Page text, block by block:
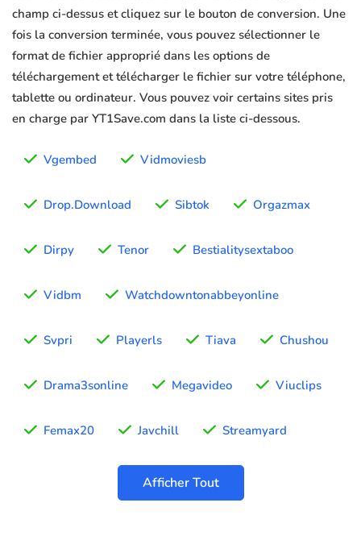
champ ci-dessus et cliquez sur le bouton de conversion. Une
fois la conversion terminée, vous pouvez sélectionner le
format de fichier approprié dans les options de
téléchargement et télécharger le fichier sur votre téléphone,
tablette ou ordinateur. Vous pouvez voir certains sites pris
en charge par YT1Save.com dans la liste ci-dessous.
Vgembed Vidmoviesb
Drop.Download Sibtok Orgazmax
Dirpy Tenor Bestialitysextaboo
Vidbm Watchdowntonabbeyonline
Svpri Playerls Tiava Chushou
Drama3sonline Megavideo Viuclips
Femax20 Javchill Streamyard
Afficher Tout